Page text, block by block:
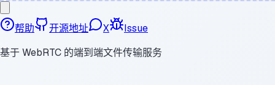
帮助 开源地址 X
Issue
基于 WebRTC 的端到端文件传输服务